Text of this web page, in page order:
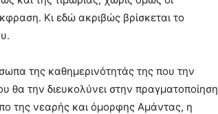
Κι εδώ ακριβώς βρίσκεται το
της καθημερινότητάς της που την
θα την διευκολύνει στην πραγματοποίηση
της νεαρής και όμορφης Αμάντας, η